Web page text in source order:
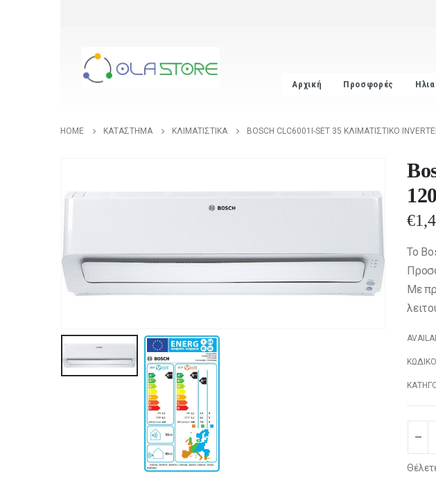
Αρχική Προσφορές
HOME ΚΑΤΆΣΤΗΜΑ ΚΛΙΜΑΤΙΣΤΙΚΆ BOSCH CLC6001I-SET 35 ΚΛΙΜΑΤΙΣΤΙΚΌ
€
Το
Με